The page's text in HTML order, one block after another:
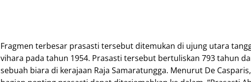
Fragmen terbesar prasasti tersebut ditemukan di ujung utara
vihara pada tahun 1954. Prasasti tersebut bertuliskan 793 tahun
sebuah biara di kerajaan Raja Samaratungga. Menurut De